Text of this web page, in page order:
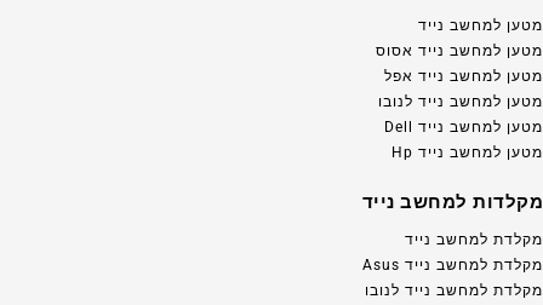
מטען למחשב נייד
מטען למחשב נייד אסוס
מטען למחשב נייד אפל
מטען למחשב נייד לנובו
מטען למחשב נייד Dell
מטען למחשב נייד Hp
מקלדות למחשב נייד
מקלדת למחשב נייד
מקלדת למחשב נייד Asus
מקלדת למחשב נייד לנובו